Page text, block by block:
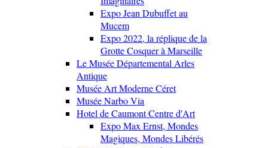
Expo Jean Dubuffet au
Mucem
Expo 2022, la réplique de la
Grotte Cosquer à Marseille
Le Musée Départemental Arles
Antique
Musée Art Moderne Céret
Musée Narbo Via
Hotel de Caumont Centre d'Art
Expo Max Ernst, Mondes
Magiques, Mondes Libérés